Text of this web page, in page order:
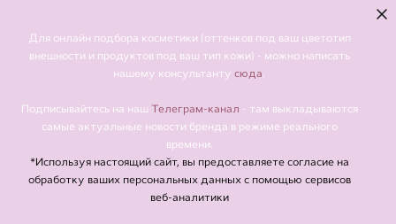
Для онлайн подбора косметики (оттенков под ваш цветотип
внешности и продуктов под ваш тип кожи) - можно написать
нашему консультанту сюда.
Подписывайтесь на наш Телеграм-канал - там выкладываются
самые актуальные новости бренда в режиме реального
времени.
*Используя настоящий сайт, вы предоставляете согласие на
обработку ваших персональных данных с помощью сервисов
веб-аналитики